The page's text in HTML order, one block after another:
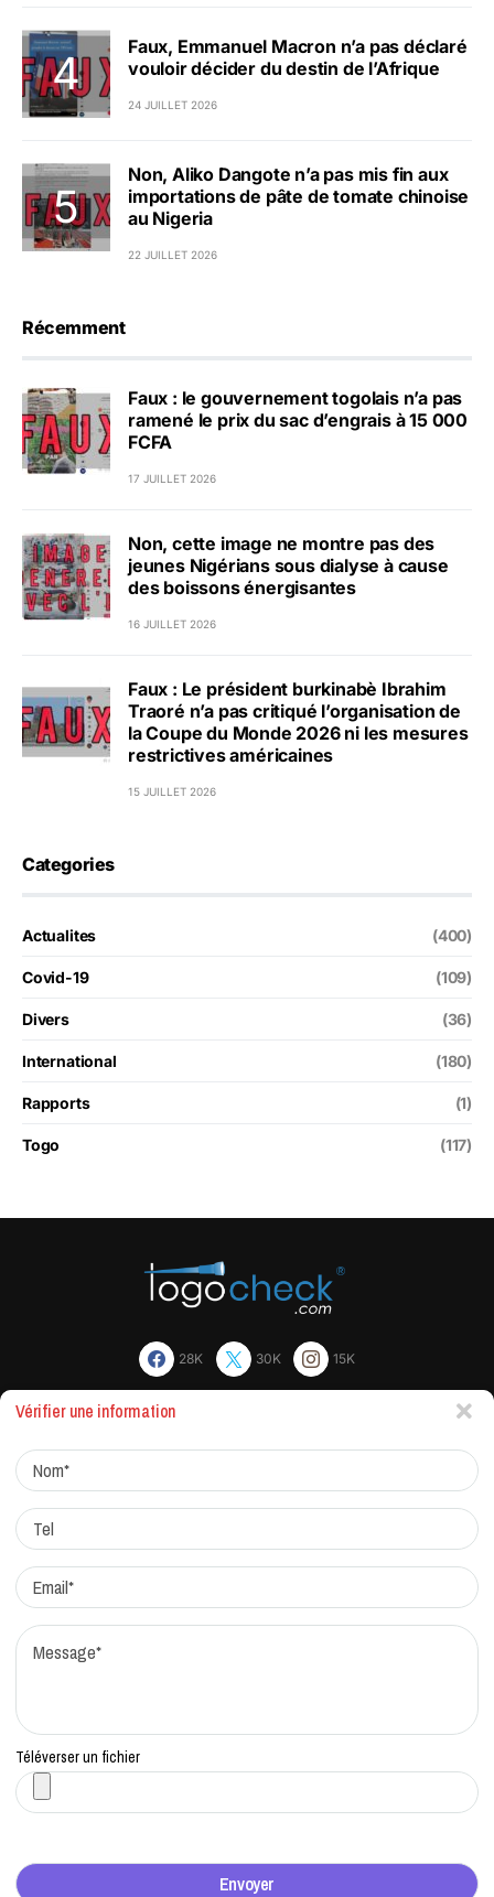
Faux, Emmanuel Macron n’a pas déclaré
vouloir décider du destin de l’Afrique
24 JUILLET 2026
Non, Aliko Dangote n’a pas mis fin aux
importations de pâte de tomate chinoise
au Nigeria
22 JUILLET 2026
Récemment
Faux : le gouvernement togolais n’a pas
ramené le prix du sac d’engrais à 15 000
FCFA
17 JUILLET 2026
Non, cette image ne montre pas des
jeunes Nigérians sous dialyse à cause
des boissons énergisantes
16 JUILLET 2026
Faux : Le président burkinabè Ibrahim
Traoré n’a pas critiqué l’organisation de
la Coupe du Monde 2026 ni les mesures
restrictives américaines
15 JUILLET 2026
Categories
Actualites (400)
Covid-19 (109)
Divers (36)
International (180)
Rapports (1)
Togo (117)
28K 30K 15K
Actualites
Factchecking et règle de rédaction
Protocole de correction
Traitement des réclamations
Vérifier une information
Téléverser un fichier